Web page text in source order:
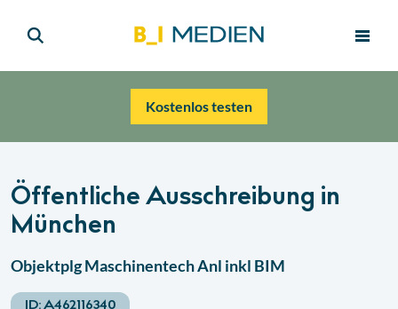
Kostenlos testen
Öffentliche Ausschreibung in
München
Objektplg Maschinentech Anl inkl BIM